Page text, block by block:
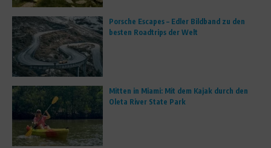
Porsche Escapes – Edler Bildband zu den
besten Roadtrips der Welt
Mitten in Miami: Mit dem Kajak durch den
Oleta River State Park